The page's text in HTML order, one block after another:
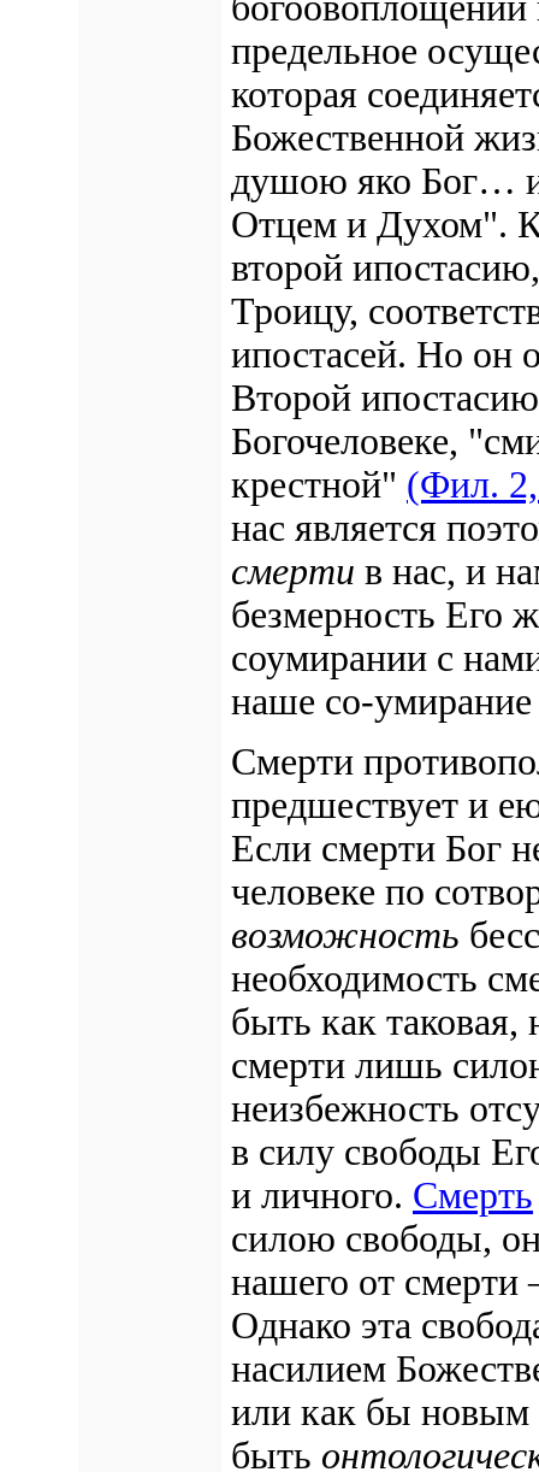
предельное
которая
Божественной
душою яко Бог… и
Отцем и Духом".
второй
Троицу,
ипостасей. Но он
Второй
Богочеловеке,
крестной" (Фил.
нас является
смерти в нас, и
безмерность Его
соумирании с
наше со-
Смерти
предшествует и
Если смерти Бог
человеке по
возможность
необходимость
быть как таковая,
смерти лишь
неизбежность
в силу свободы
и личного. Смерть
силою свободы,
нашего от
Однако эта
насилием
или как бы новым
быть